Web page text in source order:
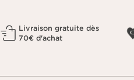
Livraison gratuite dès
70€ d'achat